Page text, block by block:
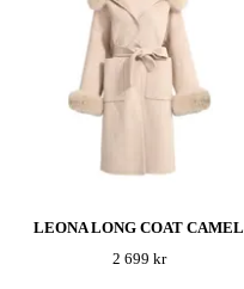
LEONA LONG COAT CAMEL
2 699 kr